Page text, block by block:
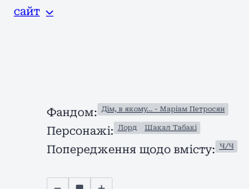
сайт
Фандом: Дім, в якому… - Маріам Петросян
Персонажі: Лорд Шакал Табакі
Попередження щодо вмісту: Ч/Ч